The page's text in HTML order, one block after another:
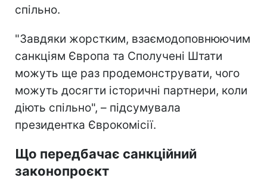
спільно.
"Завдяки жорстким, взаємодоповнюючим
санкціям Європа та Сполучені Штати
можуть ще раз продемонструвати, чого
можуть досягти історичні партнери, коли
діють спільно", – підсумувала
президентка Єврокомісії.
Що передбачає санкційний
законопроєкт